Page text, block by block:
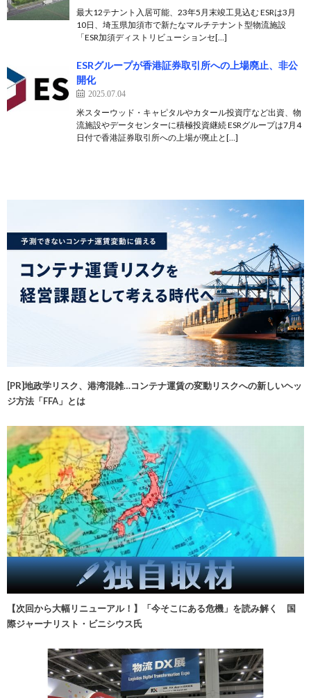
最大12テナント入居可能、23年5月末竣工見込む ESRは3月
10日、埼⽟県加須市で新たなマルチテナント型物流施設
「ESR加須ディストリビューションセ[…]
ESRグループが香港証券取引所への上場廃止、非公
開化
2025.07.04
米スターウッド・キャピタルやカタール投資庁など出資、物
流施設やデータセンターに積極投資継続 ESRグループは7月4
日付で香港証券取引所への上場が廃止と[…]
[PR]地政学リスク、港湾混雑…コンテナ運賃の変動リスクへの新しいヘッ
ジ方法「FFA」とは
【次回から大幅リニューアル！】「今そこにある危機」を読み解く 国
際ジャーナリスト・ビニシウス氏